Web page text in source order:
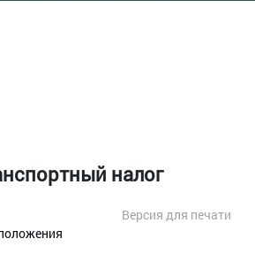
налог
Версия для печати